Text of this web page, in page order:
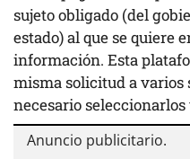
sujeto obligado (del
estado) al que se quiere
información. Esta
misma solicitud a varios
necesario seleccionarlos